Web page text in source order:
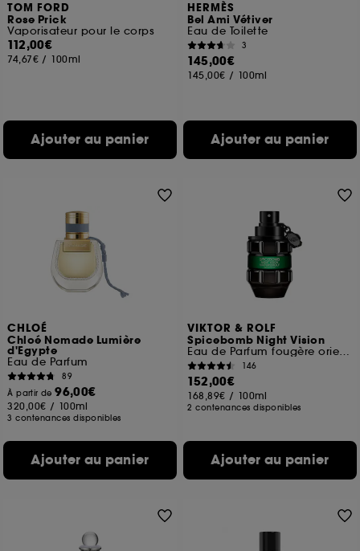
TOM FORD
Rose Prick
Vaporisateur pour le corps
112,00€
74,67€ / 100ml
Ajouter au panier
HERMÈS
Bel Ami Vétiver
Eau de Toilette
3
145,00€
145,00€ / 100ml
Ajouter au panier
CHLOÉ
Chloé Nomade Lumière
d'Egypte
Eau de Parfum
89
À partir de96,00€
320,00€ / 100ml
3 contenances disponibles
Ajouter au panier
VIKTOR & ROLF
Spicebomb Night Vision
Eau de Parfum fougère orientale pour Homme
146
152,00€
168,89€ / 100ml
2 contenances disponibles
Ajouter au panier